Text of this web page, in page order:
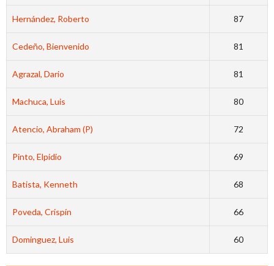
Hernández, Roberto 87
Cedeño, Bienvenido 81
Agrazal, Dario 81
Machuca, Luis 80
Atencio, Abraham (P) 72
Pinto, Elpidio 69
Batista, Kenneth 68
Poveda, Crispín 66
Dominguez, Luis 60